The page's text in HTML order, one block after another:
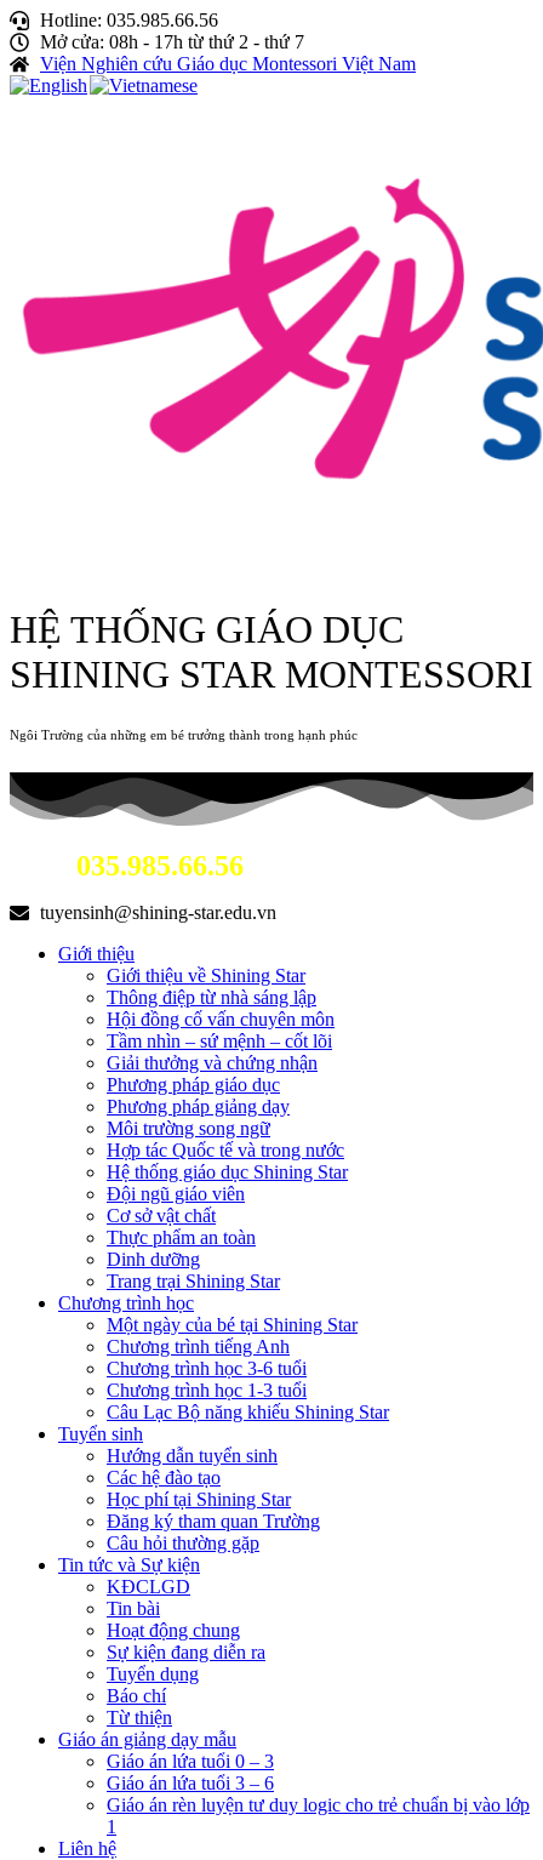
Hotline: 035.985.66.56
Mở cửa: 08h - 17h từ thứ 2 - thứ 7
Viện Nghiên cứu Giáo dục Montessori Việt Nam
HỆ THỐNG GIÁO DỤC
SHINING STAR MONTESSORI
Ngôi Trường của những em bé trưởng thành trong hạnh phúc
035.985.66.56
tuyensinh@shining-star.edu.vn
Giới thiệu
Giới thiệu về Shining Star
Thông điệp từ nhà sáng lập
Hội đồng cố vấn chuyên môn
Tầm nhìn – sứ mệnh – cốt lõi
Giải thưởng và chứng nhận
Phương pháp giáo dục
Phương pháp giảng dạy
Môi trường song ngữ
Hợp tác Quốc tế và trong nước
Hệ thống giáo dục Shining Star
Đội ngũ giáo viên
Cơ sở vật chất
Thực phẩm an toàn
Dinh dưỡng
Trang trại Shining Star
Chương trình học
Một ngày của bé tại Shining Star
Chương trình tiếng Anh
Chương trình học 3-6 tuổi
Chương trình học 1-3 tuổi
Câu Lạc Bộ năng khiếu Shining Star
Tuyển sinh
Hướng dẫn tuyển sinh
Các hệ đào tạo
Học phí tại Shining Star
Đăng ký tham quan Trường
Câu hỏi thường gặp
Tin tức và Sự kiện
KĐCLGD
Tin bài
Hoạt động chung
Sự kiện đang diễn ra
Tuyển dụng
Báo chí
Từ thiện
Giáo án giảng dạy mẫu
Giáo án lứa tuổi 0 – 3
Giáo án lứa tuổi 3 – 6
Giáo án rèn luyện tư duy logic cho trẻ chuẩn bị vào lớp
1
Liên hệ